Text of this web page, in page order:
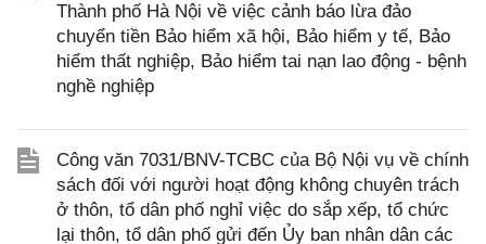
Thành phố Hà Nội về việc cảnh báo lừa đảo
chuyển tiền Bảo hiểm xã hội, Bảo hiểm y tế, Bảo
hiểm thất nghiệp, Bảo hiểm tai nạn lao động - bệnh
nghề nghiệp
Công văn 7031/BNV-TCBC của Bộ Nội vụ về chính
sách đối với người hoạt động không chuyên trách
ở thôn, tổ dân phố nghỉ việc do sắp xếp, tổ chức
lại thôn, tổ dân phố gửi đến Ủy ban nhân dân các